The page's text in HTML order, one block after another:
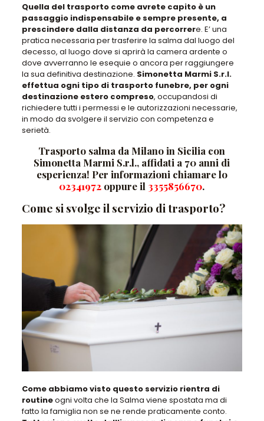
Quella del trasporto come avrete capito è un
passaggio indispensabile e sempre presente, a
prescindere dalla distanza da percorrere. E’una
pratica necessaria per trasferire la salma dal luogo del
decesso, al luogo dove si aprirà la camera ardente o
dove avverranno le esequie o ancora per raggiungere
la sua definitiva destinazione. Simonetta Marmi S.r.l.
effettua ogni tipo di trasporto funebre, per ogni
destinazione estero compreso, occupandosi di
richiedere tutti i permessi e le autorizzazioni necessarie,
in modo da svolgere il servizio con competenza e
serietà.
Trasporto salma da Milano in Sicilia con
Simonetta Marmi S.r.l., affidati a 70 anni di
esperienza! Per informazioni chiamare lo
02341972 oppure il 3355856670.
Come si svolge il servizio di trasporto?
Come abbiamo visto questo servizio rientra di
routineogni volta che la Salma viene spostata ma di
fatto la famiglia non se ne rende praticamente conto.